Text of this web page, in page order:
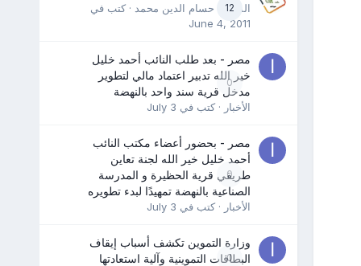
12
المدرب حسام الدين محمد · كتب في
June 4, 2011
0
مصر - بعد طلب النائب أحمد خليل
خير الله تدبير اعتماد مالي لتطوير
مدخل قرية سند واحد بالنهضة
الأخبار · كتب في July 3
0
مصر - بحضور أعضاء مكتب النائب
أحمد خليل خير الله لجنة تعاين
طريقي قرية الحظيرة و المدرسة
الصناعية بالنهضة تمهيدًا لبدء تطويره
الأخبار · كتب في July 3
0
وزارة التموين تكشف أسباب إيقاف
البطاقات التموينية وآلية استعادتها